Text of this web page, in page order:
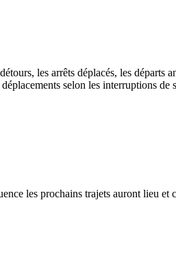
les arrêts déplacés, les départs
selon les interruptions de
les prochains trajets auront lieu et